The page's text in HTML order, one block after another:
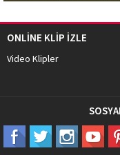
ONLİNE KLİP İZLE
Video Klipler